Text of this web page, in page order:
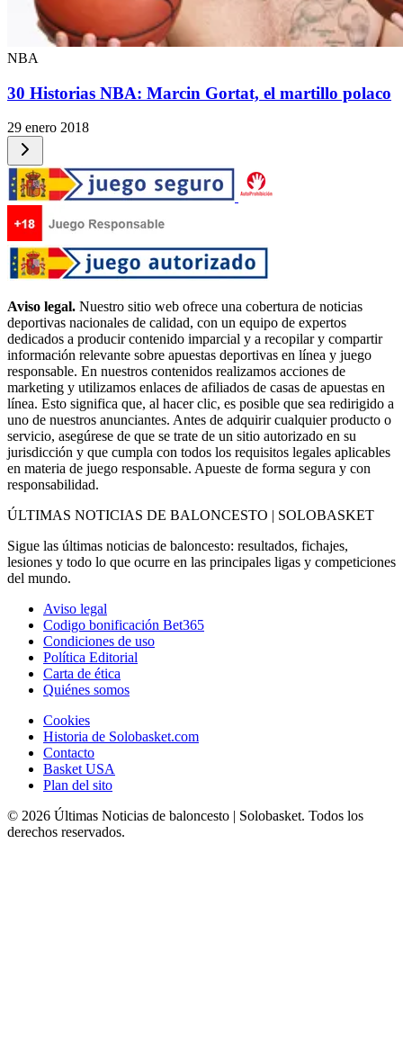
NBA
30 Historias NBA: Marcin Gortat, el martillo polaco
29 enero 2018
Aviso legal. Nuestro sitio web ofrece una cobertura de noticias
deportivas nacionales de calidad, con un equipo de expertos
dedicados a producir contenido imparcial y a recopilar y compartir
información relevante sobre apuestas deportivas en línea y juego
responsable. En nuestros contenidos realizamos acciones de
marketing y utilizamos enlaces de afiliados de casas de apuestas en
línea. Esto significa que, al hacer clic, es posible que sea redirigido a
uno de nuestros anunciantes. Antes de adquirir cualquier producto o
servicio, asegúrese de que se trate de un sitio autorizado en su
jurisdicción y que cumpla con todos los requisitos legales aplicables
en materia de juego responsable. Apueste de forma segura y con
responsabilidad.
ÚLTIMAS NOTICIAS DE BALONCESTO | SOLOBASKET
Sigue las últimas noticias de baloncesto: resultados, fichajes,
lesiones y todo lo que ocurre en las principales ligas y competiciones
del mundo.
Aviso legal
Codigo bonificación Bet365
Condiciones de uso
Política Editorial
Carta de ética
Quiénes somos
Cookies
Historia de Solobasket.com
Contacto
Basket USA
Plan del sito
© 2026 Últimas Noticias de baloncesto | Solobasket. Todos los
derechos reservados.